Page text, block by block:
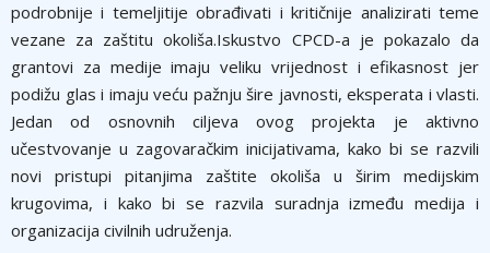
podrobnije i temeljitije obrađivati i kritičnije analizirati teme
vezane za zaštitu okoliša.Iskustvo CPCD-a je pokazalo da
grantovi za medije imaju veliku vrijednost i efikasnost jer
podižu glas i imaju veću pažnju šire javnosti, eksperata i vlasti.
Jedan od osnovnih ciljeva ovog projekta je aktivno
učestvovanje u zagovaračkim inicijativama, kako bi se razvili
novi pristupi pitanjima zaštite okoliša u širim medijskim
krugovima, i kako bi se razvila suradnja između medija i
organizacija civilnih udruženja.